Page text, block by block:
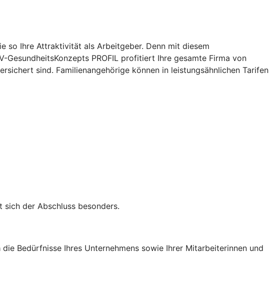
so Ihre Attraktivität als Arbeitgeber. Denn mit diesem
GesundheitsKonzepts PROFIL profitiert Ihre gesamte Firma von
sind. Familienangehörige können in leistungsähnlichen Tarifen
der Abschluss besonders.
Bedürfnisse Ihres Unternehmens sowie Ihrer Mitarbeiterinnen und